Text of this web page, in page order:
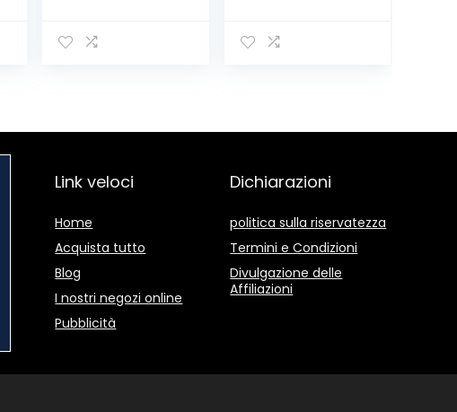
Pinza
in Gomma
colore: Blu
Link veloci
Home
Acquista tutto
Blog
I nostri negozi online
Pubblicità
Dichiarazioni
politica sulla riservatezza
Termini e Condizioni
Divulgazione delle
Affiliazioni